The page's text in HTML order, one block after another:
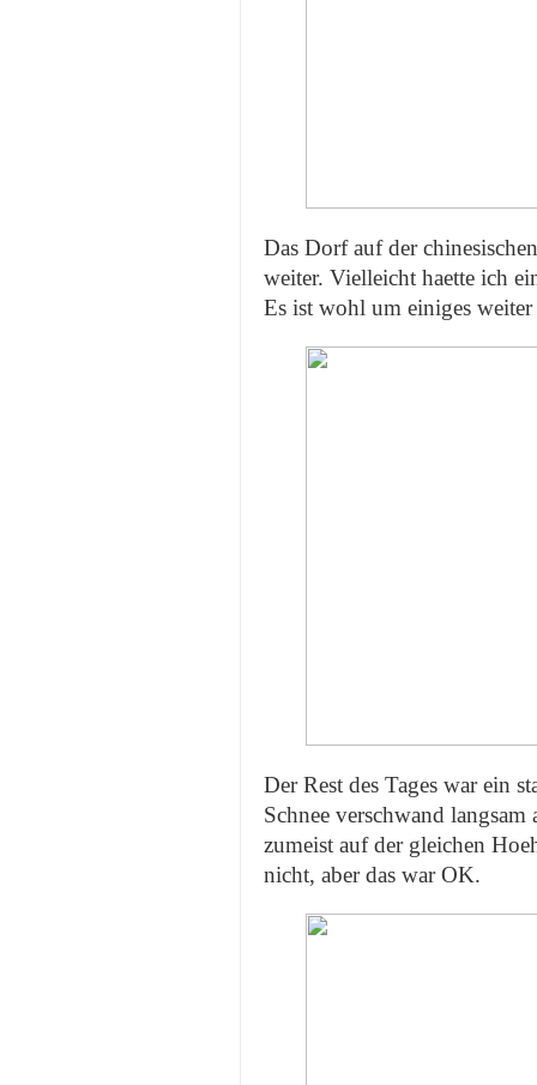
Das Dorf auf der
weiter. Vielleicht haette ich
Es ist wohl um einiges
Der Rest des Tages war ein
Schnee verschwand
zumeist auf der gleichen
nicht, aber das war OK.